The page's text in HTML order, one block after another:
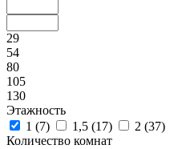
29
54
80
105
130
Этажность
1 (7) 1,5 (17) 2 (37)
Количество комнат